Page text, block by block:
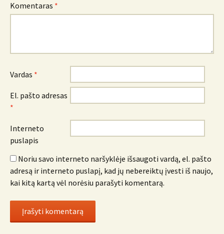
Komentaras *
Vardas *
El. pašto adresas
*
Interneto
puslapis
Noriu savo interneto naršyklėje išsaugoti vardą, el. pašto
adresą ir interneto puslapį, kad jų nebereiktų įvesti iš naujo,
kai kitą kartą vėl norėsiu parašyti komentarą.